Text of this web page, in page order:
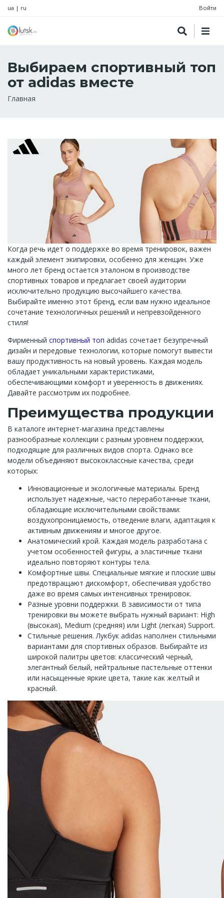
ua | ru Войти
Выбираем спортивный топ
от adidas вместе
Строка
Главная
Когда речь идет о поддержке во время тренировок, важен
каждый элемент экипировки, особенно для женщин. Уже
много лет бренд остается эталоном в производстве
спортивных товаров и предлагает своей аудитории
исключительно продукцию высочайшего качества.
Выбирайте именно этот бренд, если вам нужно идеальное
сочетание технологичных решений и непревзойденного
стиля!
Фирменный спортивный топ adidas сочетает безупречный
дизайн и передовые технологии, которые помогут вывести
вашу продуктивность на новый уровень. Каждая модель
обладает уникальными характеристиками,
обеспечивающими комфорт и уверенность в движениях.
Давайте рассмотрим их подробнее.
Преимущества продукции
В каталоге интернет-магазина представлены
разнообразные коллекции с разным уровнем поддержки,
подходящие для различных видов спорта. Однако все
модели объединяют высококлассные качества, среди
которых:
Инновационные и экологичные материалы. Бренд
использует надежные, часто переработанные ткани,
обладающие исключительными свойствами:
воздухопроницаемость, отведение влаги, адаптация к
активным движениям и многое другое.
Анатомический крой. Каждая модель разработана с
учетом особенностей фигуры, а эластичные ткани
идеально повторяют контуры тела.
Комфортные швы. Специальные мягкие и плоские швы
предотвращают дискомфорт, обеспечивая удобство
даже во время самых интенсивных тренировок.
Разные уровни поддержки. В зависимости от типа
тренировки вы можете выбрать нужный вариант: High
(высокая), Medium (средняя) или Light (легкая) Support.
Стильные решения. Лукбук adidas наполнен стильными
вариантами для спортивных образов. Выбирайте из
широкой палитры цветов: классический черный,
элегантный белый, нейтральные пастельные оттенки
или насыщенные яркие цвета, такие как желтый и
красный.